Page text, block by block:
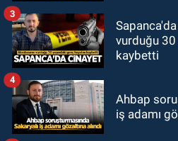
vurduğu 30
kaybetti
3
Ahbap
iş adamı
4